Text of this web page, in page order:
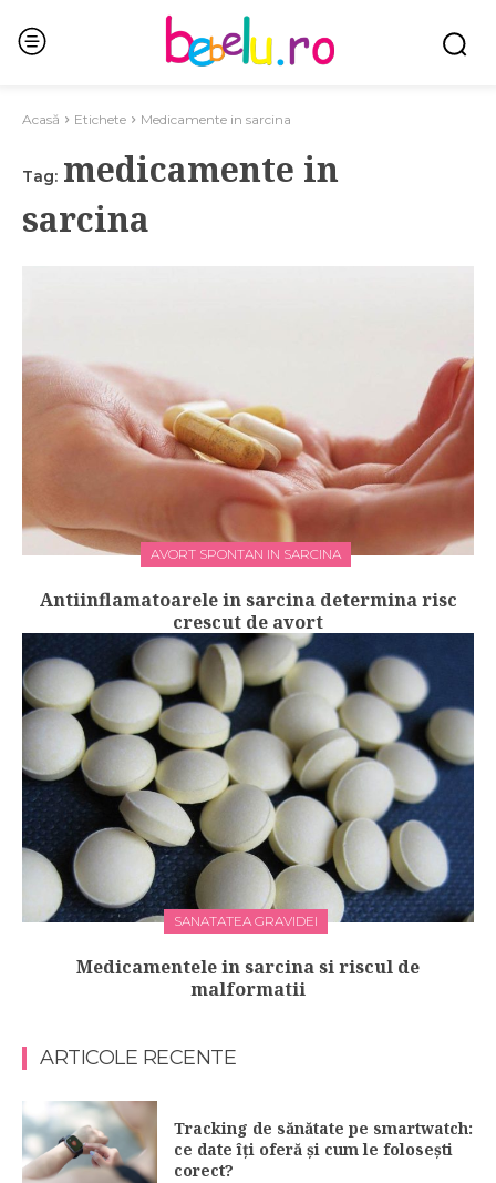
Acasă Etichete Medicamente in sarcina
Tag: medicamente in
sarcina
AVORT SPONTAN IN SARCINA
Antiinflamatoarele in sarcina determina risc
crescut de avort
SANATATEA GRAVIDEI
Medicamentele in sarcina si riscul de
malformatii
ARTICOLE RECENTE
Tracking de sănătate pe smartwatch:
ce date îți oferă și cum le folosești
corect?